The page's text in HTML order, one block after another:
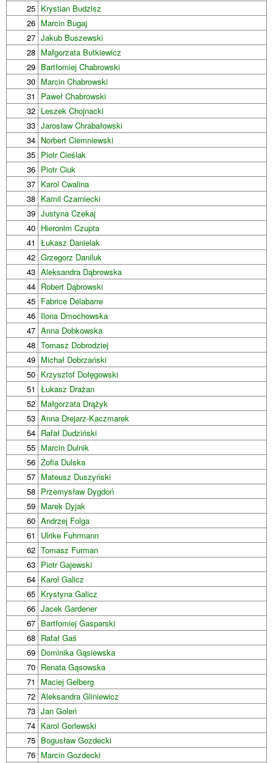
25 Krystian Budzisz
26 Marcin Bugaj
27 Jakub Buszewski
28 Małgorzata Butkiewicz
29 Bartłomiej Chabrowski
30 Marcin Chabrowski
31
Paweł Chabrowski
32 Leszek Chojnacki
33 Jarosław Chrabałowski
34 Norbert Ciemniewski
35 Piotr Cieślak
36 Piotr Ciuk
37 Karol Cwalina
38 Kamil Czarniecki
39 Justyna Czekaj
40 Hieronim Czupta
41 Łukasz Danielak
42 Grzegorz Daniluk
43 Aleksandra Dąbrowska
44 Robert Dąbrowski
45 Fabrice Delabarre
46 Ilona Dmochowska
47 Anna Dobkowska
48 Tomasz Dobrodziej
49 Michał Dobrzański
50 Krzysztof Dołęgowski
51 Łukasz Drażan
52 Małgorzata Drążyk
53 Anna Drejarz-Kaczmarek
54 Rafał Dudziński
55 Marcin Dulnik
56 Zofia Dulska
57 Mateusz Duszyński
58 Przemysław Dygdoń
59 Marek Dyjak
60 Andrzej Folga
61
Ulrike Fuhrmann
62 Tomasz Furman
63 Piotr Gajewski
64 Karol Galicz
65 Krystyna Galicz
66 Jacek Gardener
67 Bartłomiej Gasparski
68 Rafał Gaś
69 Dominika Gąsiewska
70 Renata Gąsowska
71
Maciej Gelberg
72 Aleksandra Gliniewicz
73 Jan Goleń
74 Karol Gorlewski
75 Bogusław Gozdecki
76 Marcin Gozdecki